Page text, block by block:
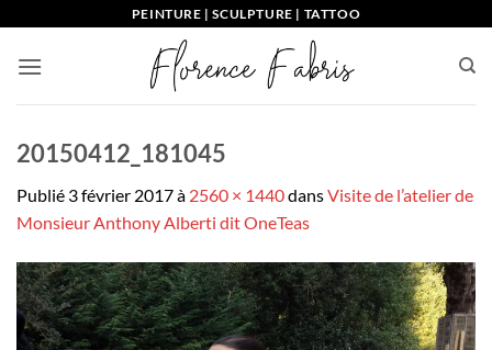
contenu
PEINTURE | SCULPTURE | TATTOO
20150412_181045
Publié 3 février 2017à 2560 × 1440dansVisite de l’atelier de
Monsieur Anthony Alberti dit OneTeas